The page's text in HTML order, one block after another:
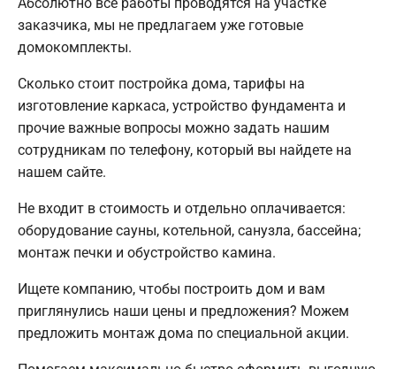
заказчика, мы не предлагаем уже готовые
домокомплекты.
Сколько стоит постройка дома, тарифы на
изготовление каркаса, устройство фундамента и
прочие важные вопросы можно задать нашим
сотрудникам по телефону, который вы найдете на
нашем сайте.
Не входит в стоимость и отдельно оплачивается:
оборудование сауны, котельной, санузла, бассейна;
монтаж печки и обустройство камина.
Ищете компанию, чтобы построить дом и вам
приглянулись наши цены и предложения? Можем
предложить монтаж дома по специальной акции.